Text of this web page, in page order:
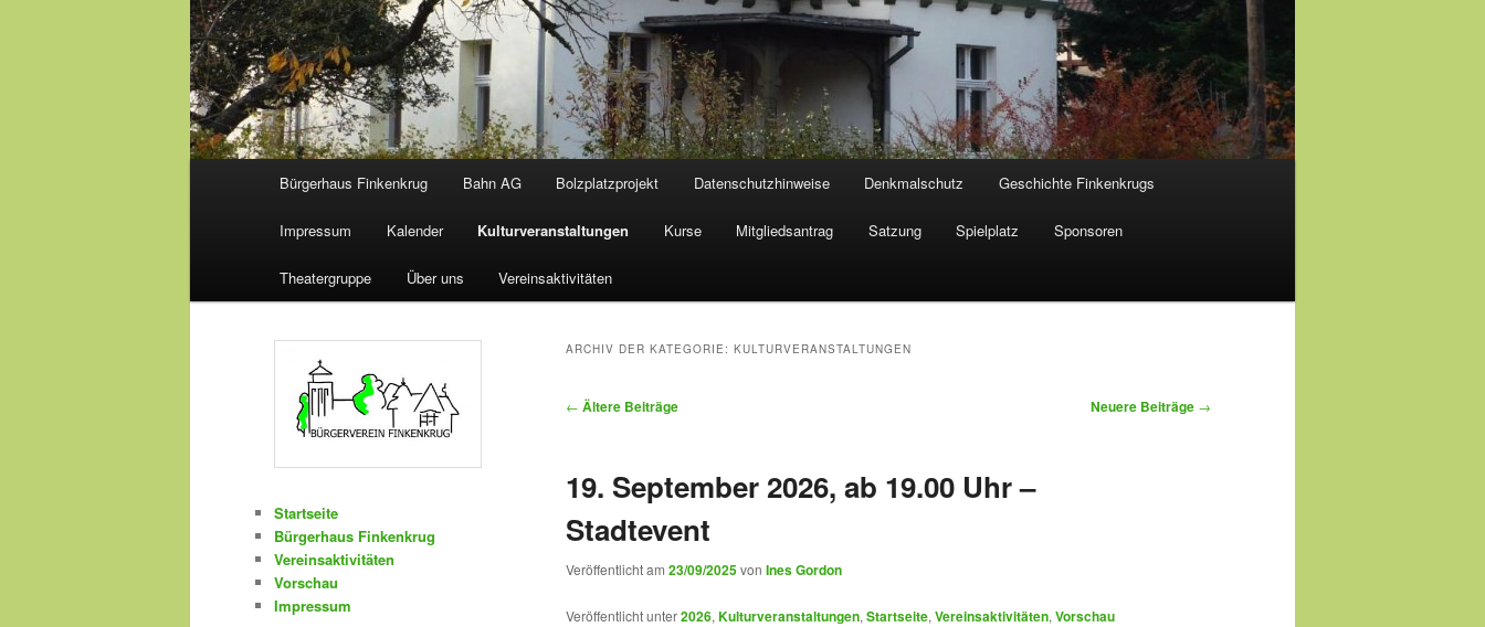
Bürgerhaus Finkenkrug Bahn AG Bolzplatzprojekt Datenschutzhinweise Denkmalschutz Geschichte Finkenkrugs
Impressum Kalender Kulturveranstaltungen Kurse Mitgliedsantrag Satzung Spielplatz Sponsoren
Theatergruppe Über uns Vereinsaktivitäten
ARCHIV DER KATEGORIE: KULTURVERANSTALTUNGEN
Beitragsnavigation
← Ältere Beiträge Neuere Beiträge →
19. September 2026, ab 19.00 Uhr –
Stadtevent
Veröffentlicht am 23/09/2025von Ines Gordon
Veröffentlicht unter2026, Kulturveranstaltungen, Startseite, Vereinsaktivitäten, Vorschau
Startseite
Bürgerhaus Finkenkrug
Vereinsaktivitäten
Vorschau
Impressum